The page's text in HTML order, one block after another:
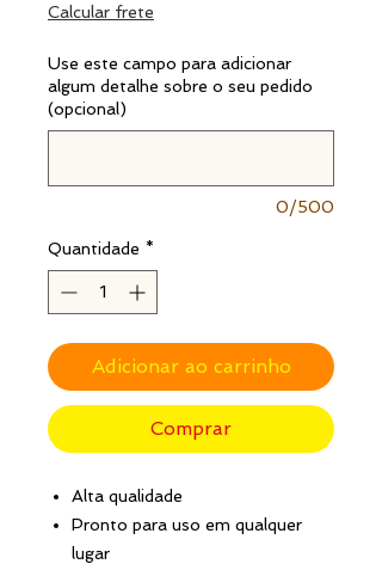
Calcular frete
Use este campo para adicionar
algum detalhe sobre o seu pedido
(opcional)
0/500
Quantidade *
Adicionar ao carrinho
Comprar
Alta qualidade
Pronto para uso em qualquer
lugar